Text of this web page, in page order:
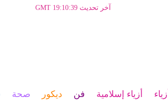
آخر تحديث GMT 19:10:39
أزياء أزياء إسلامية فن ديكور صحة